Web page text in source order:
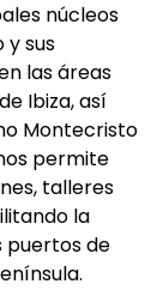
núcleos
y sus
las áreas
Ibiza, así
Montecristo
permite
talleres
la
puertos de